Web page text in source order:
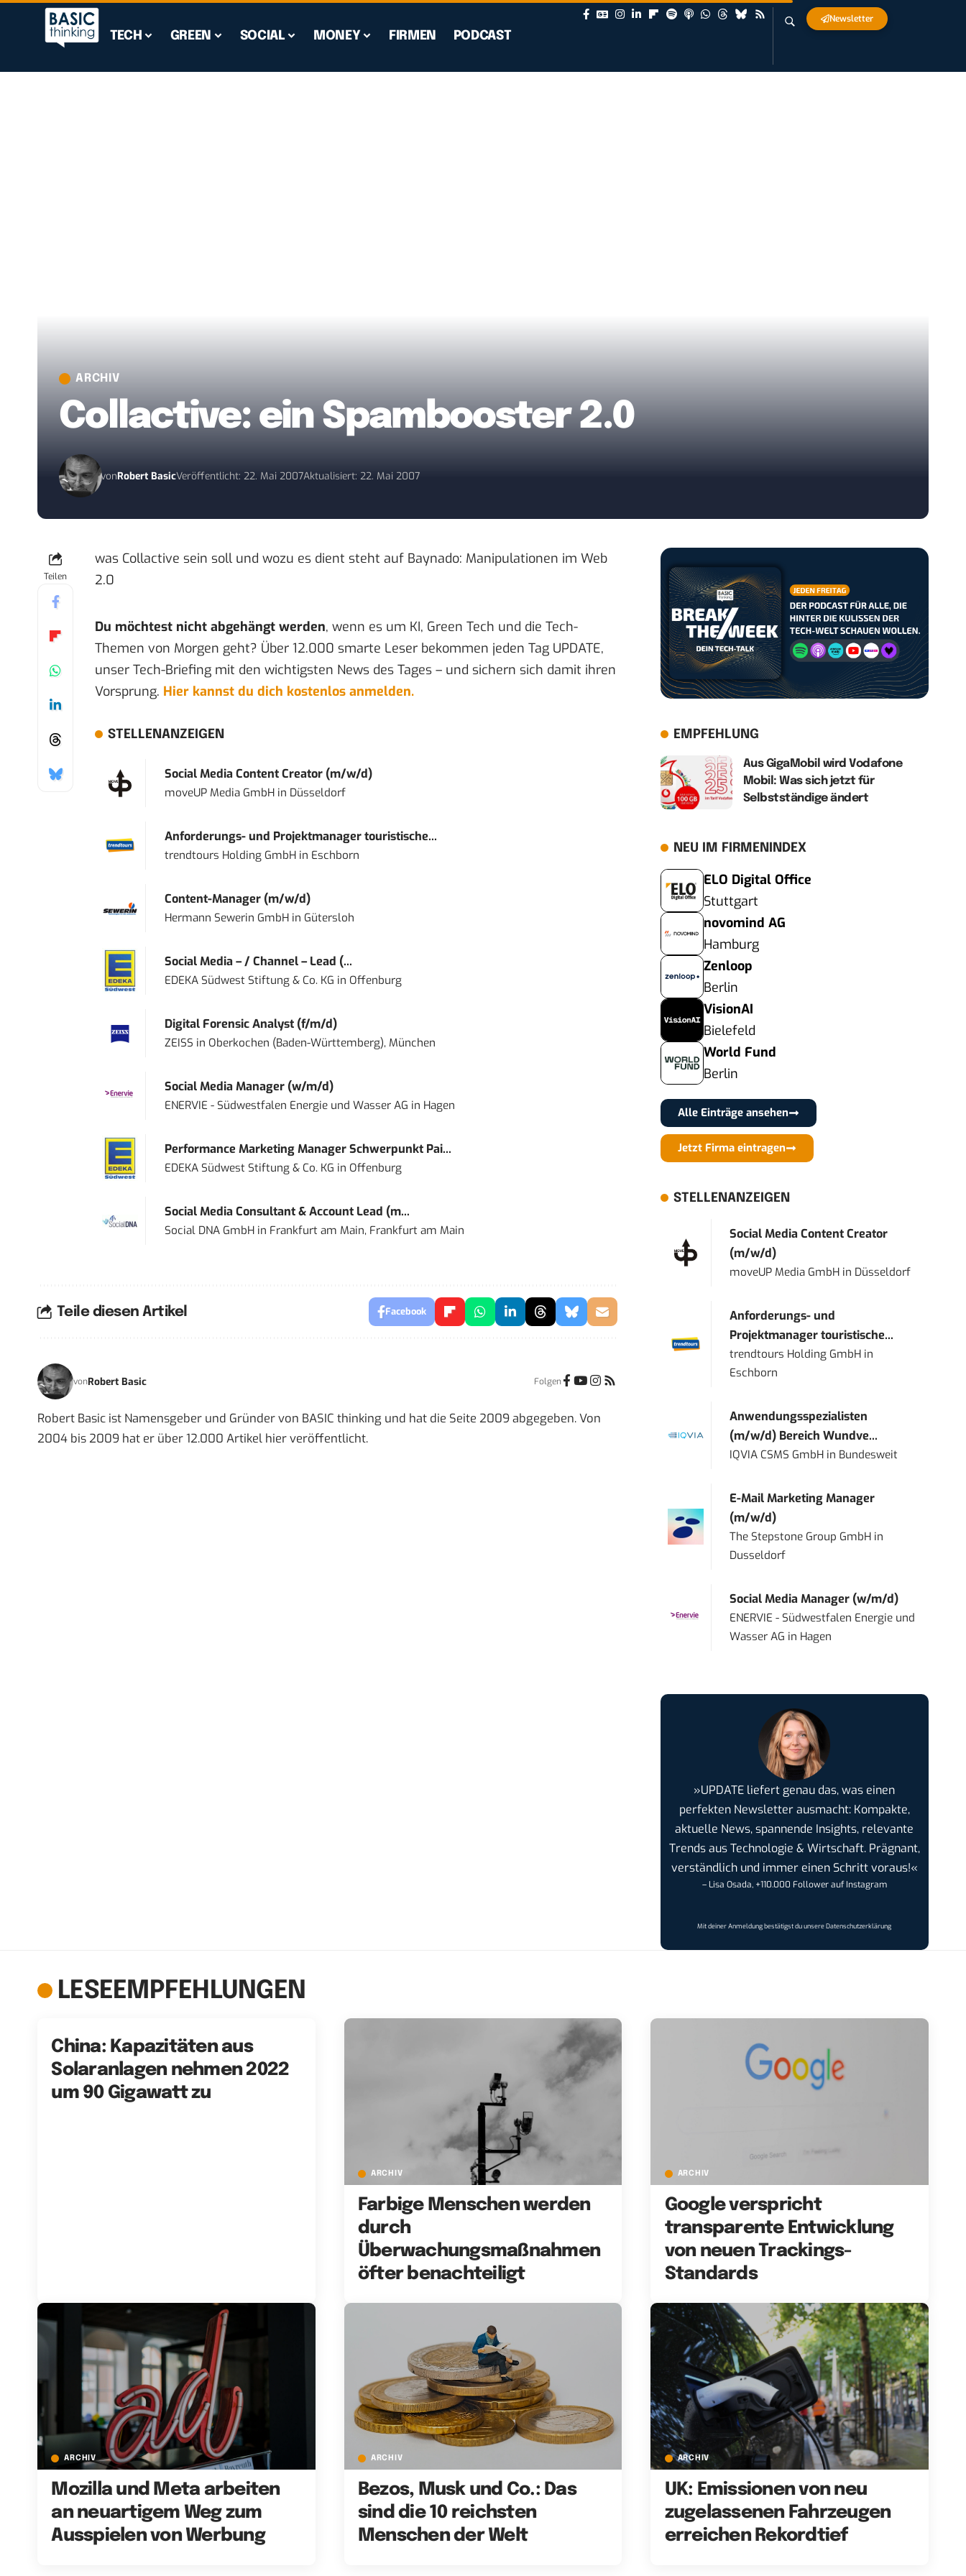
TECH GREEN SOCIAL MONEY FIRMEN PODCAST
Newsletter
ARCHIV
Collactive: ein Spambooster 2.0
vonRobert BasicVeröffentlicht: 22. Mai 2007Aktualisiert: 22. Mai 2007
Teilen
was Collactive sein soll und wozu es dient steht auf Baynado: Manipulationen im Web
2.0
Du möchtest nicht abgehängt werden, wenn es um KI, Green Tech und die Tech-
Themen von Morgen geht? Über 12.000 smarte Leser bekommen jeden Tag UPDATE,
unser Tech-Briefing mit den wichtigsten News des Tages – und sichern sich damit ihren
Vorsprung. Hier kannst du dich kostenlos anmelden.
STELLENANZEIGEN
Social Media Content Creator (m/w/d)
moveUP Media GmbHin Düsseldorf
Anforderungs- und Projektmanager touristische...
trendtours Holding GmbHin Eschborn
Content-Manager (m/w/d)
Hermann Sewerin GmbHin Gütersloh
Social Media – / Channel – Lead (...
EDEKA Südwest Stiftung & Co. KG in Offenburg
Digital Forensic Analyst (f/m/d)
ZEISS in Oberkochen (Baden-Württemberg), München
Social Media Manager (w/m/d)
ENERVIE - Südwestfalen Energie und Wasser AG in Hagen
Performance Marketing Manager Schwerpunkt Pai...
EDEKA Südwest Stiftung & Co. KG in Offenburg
Social Media Consultant & Account Lead (m...
Social DNA GmbHin Frankfurt am Main, Frankfurt am Main
Teile diesen Artikel Facebook
vonRobert Basic Folgen
Robert Basic ist Namensgeber und Gründer von BASIC thinking und hat die Seite 2009 abgegeben. Von
2004 bis 2009 hat er über 12.000 Artikel hier veröffentlicht.
EMPFEHLUNG
Aus GigaMobil wird Vodafone
Mobil: Was sich jetzt für
Selbstständige ändert
NEU IM FIRMENINDEX
ELO Digital Office
Stuttgart
novomind AG
Hamburg
Zenloop
Berlin
VisionAI
Bielefeld
World Fund
Berlin
Alle Einträge ansehen
Jetzt Firma eintragen
STELLENANZEIGEN
Social Media Content Creator
(m/w/d)
moveUP Media GmbH in Düsseldorf
Anforderungs- und
Projektmanager touristische...
trendtours Holding GmbH in
Eschborn
Anwendungsspezialisten
(m/w/d) Bereich Wundve...
IQVIA CSMS GmbH in Bundesweit
E-Mail Marketing Manager
(m/w/d)
The Stepstone Group GmbH in
Dusseldorf
Social Media Manager (w/m/d)
ENERVIE - Südwestfalen Energie und
Wasser AG in Hagen
»UPDATE liefert genau das, was einen
perfekten Newsletter ausmacht: Kompakte,
aktuelle News, spannende Insights, relevante
Trends aus Technologie & Wirtschaft. Prägnant,
verständlich und immer einen Schritt voraus!«
– Lisa Osada, +110.000 Follower auf Instagram
Mit deiner Anmeldung bestätigst du unsereDatenschutzerklärung
LESEEMPFEHLUNGEN
China: Kapazitäten aus
Solaranlagen nehmen 2022
um 90 Gigawatt zu
ARCHIV
Farbige Menschen werden
durch
Überwachungsmaßnahmen
öfter benachteiligt
ARCHIV
Google verspricht
transparente Entwicklung
von neuen Trackings-
Standards
ARCHIV
Mozilla und Meta arbeiten
an neuartigem Weg zum
Ausspielen von Werbung
ARCHIV
Bezos, Musk und Co.: Das
sind die 10 reichsten
Menschen der Welt
ARCHIV
UK: Emissionen von neu
zugelassenen Fahrzeugen
erreichen Rekordtief